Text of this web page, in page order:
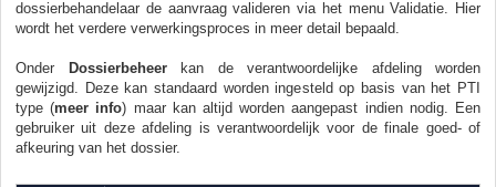
dossierbehandelaar de aanvraag valideren via het menu Validatie. Hier
wordt het verdere verwerkingsproces in meer detail bepaald.
Onder Dossierbeheerkan de verantwoordelijke afdeling worden
gewijzigd. Deze kan standaard worden ingesteld op basis van het PTI
type (meer info) maar kan altijd worden aangepast indien nodig. Een
gebruiker uit deze afdeling is verantwoordelijk voor de finale goed- of
afkeuring van het dossier.